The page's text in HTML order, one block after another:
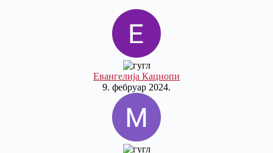
Евангелија Кациопи
9. фебруар 2024.